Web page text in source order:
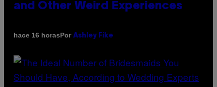
and Other Weird Experiences
hace 16 horasPor Ashley Fike